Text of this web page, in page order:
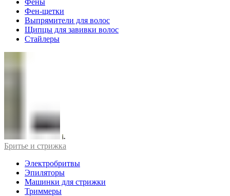
Фен-щетки
Выпрямители для волос
Щипцы для завивки волос
Стайлеры
Бритье и стрижка
Электробритвы
Эпиляторы
Машинки для стрижки
Триммеры